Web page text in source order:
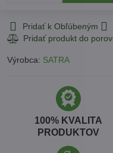
Pridať k Obľúbeným
Výrobca: SATRA
100% KVALITA
PRODUKTOV